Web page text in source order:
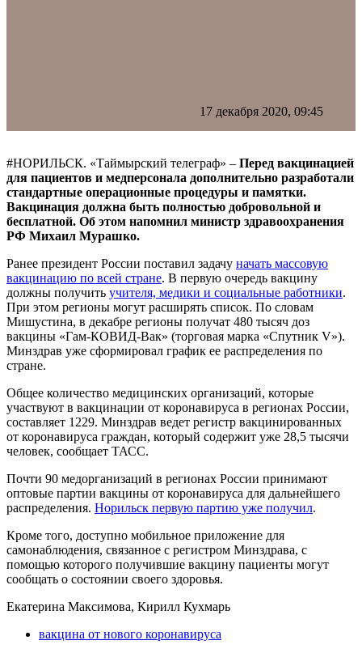
17 декабря 2020, 09:45
#НОРИЛЬСК. «Таймырский телеграф» – Перед вакцинацией
для пациентов и медперсонала дополнительно разработали
стандартные операционные процедуры и памятки.
Вакцинация должна быть полностью добровольной и
бесплатной. Об этом напомнил министр здравоохранения
РФ Михаил Мурашко.
Ранее президент России поставил задачу начать массовую
вакцинацию по всей стране. В первую очередь вакцину
должны получить учителя, медики и социальные работники.
При этом регионы могут расширять список. По словам
Мишустина, в декабре регионы получат 480 тысяч доз
вакцины «Гам-КОВИД-Вак» (торговая марка «Спутник V»).
Минздрав уже сформировал график ее распределения по
стране.
Общее количество медицинских организаций, которые
участвуют в вакцинации от коронавируса в регионах России,
составляет 1229. Минздрав ведет регистр вакцинированных
от коронавируса граждан, который содержит уже 28,5 тысячи
человек, сообщает ТАСС.
Почти 90 медорганизаций в регионах России принимают
оптовые партии вакцины от коронавируса для дальнейшего
распределения. Норильск первую партию уже получил.
Кроме того, доступно мобильное приложение для
самонаблюдения, связанное с регистром Минздрава, с
помощью которого получившие вакцину пациенты могут
сообщать о состоянии своего здоровья.
Екатерина Максимова, Кирилл Кухмарь
вакцина от нового коронавируса